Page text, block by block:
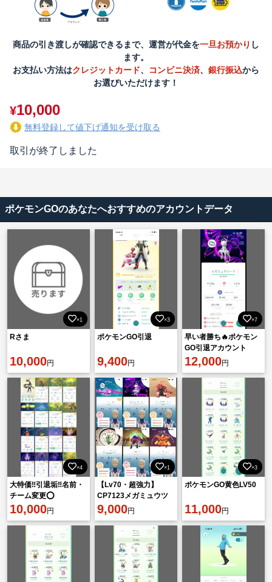
商品の引き渡しが確認できるまで、運営が代金を一旦お預かり し
ます。
お支払い方法はクレジットカード、 コンビニ決済、 銀行振込から
お選びいただけます！
¥10,000
無料登録して値下げ通知を受け取る
取引が終了しました
ポケモンGOのあなたへおすすめのアカウントデータ
×1
Rさま
10,000円
×3
ポケモンGO引退
9,400円
×7
早い者勝ち🔥ポケモン
GO引退アカウント
12,000円
×4
大特価‼️引退垢‼️名前・
チーム変更⭕️
10,000円
×1
【Lv70・超強力】
CP7123メガミュウツ
ーY / 色違いカイオーガ
100% / マスタボ所持 ✨
9,000円
×3
ポケモンGO黄色LV50
11,000円